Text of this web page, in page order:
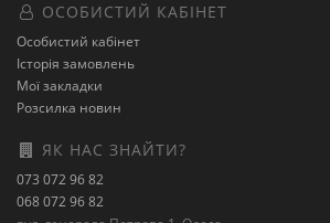
ОСОБИСТИЙ КАБІНЕТ
Особистий кабінет
Історія замовлень
Мої закладки
Розсилка новин
ЯК НАС ЗНАЙТИ?
073 072 96 82
068 072 96 82